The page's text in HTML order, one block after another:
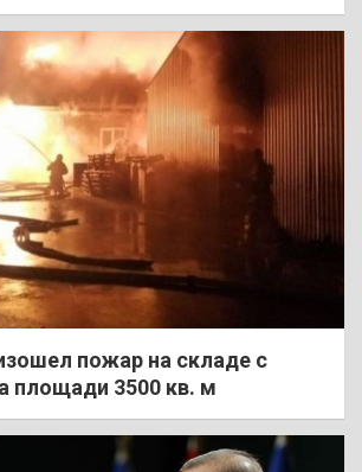
пожар на складе с
площади 3500 кв. м